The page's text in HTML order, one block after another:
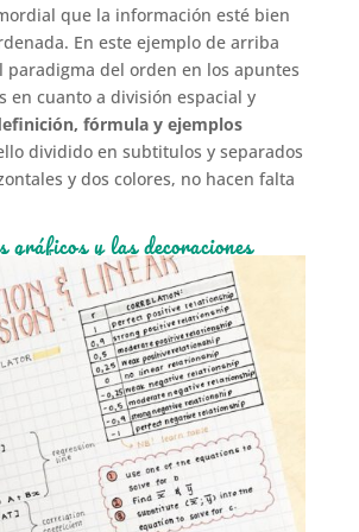
que la información esté bien
En este ejemplo de arriba
paradigma del orden en los apuntes
en cuanto a división espacial y
fórmula y ejemplos
dividido en subtitulos y separados
y dos colores, no hacen falta
gráficos y las decoraciones